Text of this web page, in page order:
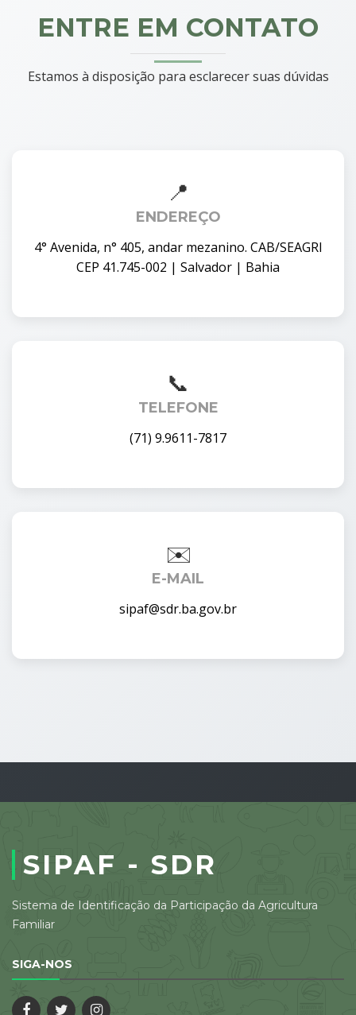
ENTRE EM CONTATO
Estamos à disposição para esclarecer suas dúvidas
ENDEREÇO
4° Avenida, n° 405, andar mezanino. CAB/SEAGRI
CEP 41.745-002 | Salvador | Bahia
TELEFONE
(71) 9.9611-7817
E-MAIL
sipaf@sdr.ba.gov.br
SIPAF - SDR
Sistema de Identificação da Participação da Agricultura
Familiar
SIGA-NOS